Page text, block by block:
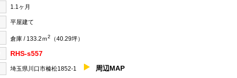
1.1ヶ月
平屋建て
倉庫 / 133.2ｍ2 （40.29坪）
RHS-s557
埼玉県川口市榛松1852-1 周辺MAP